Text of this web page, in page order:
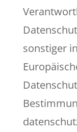
sonstiger